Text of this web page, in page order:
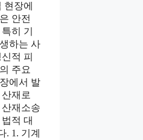
현장에
안전
히 기
하는 사
적 피
주요
에서 발
재로
재소송
적 대
. 1. 기계